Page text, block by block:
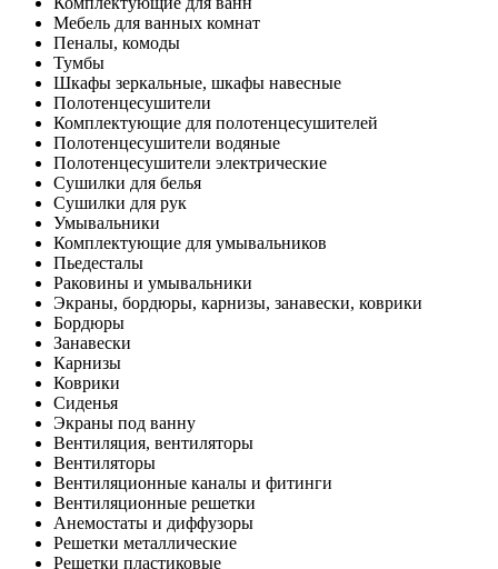
Мебель для ванных комнат
Пеналы, комоды
Тумбы
Шкафы зеркальные, шкафы навесные
Полотенцесушители
Комплектующие для полотенцесушителей
Полотенцесушители водяные
Полотенцесушители электрические
Сушилки для белья
Сушилки для рук
Умывальники
Комплектующие для умывальников
Пьедесталы
Раковины и умывальники
Экраны, бордюры, карнизы, занавески, коврики
Бордюры
Занавески
Карнизы
Коврики
Сиденья
Экраны под ванну
Вентиляция, вентиляторы
Вентиляторы
Вентиляционные каналы и фитинги
Вентиляционные решетки
Анемостаты и диффузоры
Решетки металлические
Решетки пластиковые